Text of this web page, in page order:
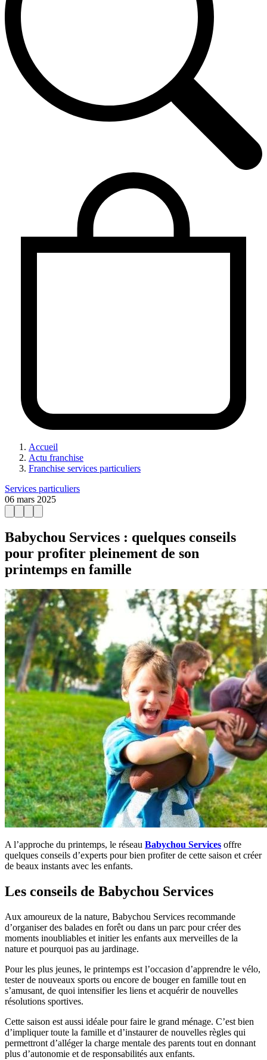
Accueil
Actu franchise
Franchise services particuliers
Services particuliers
06 mars 2025
Babychou Services : quelques conseils
pour profiter pleinement de son
printemps en famille
A l’approche du printemps, le réseau Babychou Services offre
quelques conseils d’experts pour bien profiter de cette saison et créer
de beaux instants avec les enfants.
Les conseils de Babychou Services
Aux amoureux de la nature, Babychou Services recommande
d’organiser des balades en forêt ou dans un parc pour créer des
moments inoubliables et initier les enfants aux merveilles de la
nature et pourquoi pas au jardinage.
Pour les plus jeunes, le printemps est l’occasion d’apprendre le vélo,
tester de nouveaux sports ou encore de bouger en famille tout en
s’amusant, de quoi intensifier les liens et acquérir de nouvelles
résolutions sportives.
Cette saison est aussi idéale pour faire le grand ménage. C’est bien
d’impliquer toute la famille et d’instaurer de nouvelles règles qui
permettront d’alléger la charge mentale des parents tout en donnant
plus d’autonomie et de responsabilités aux enfants.